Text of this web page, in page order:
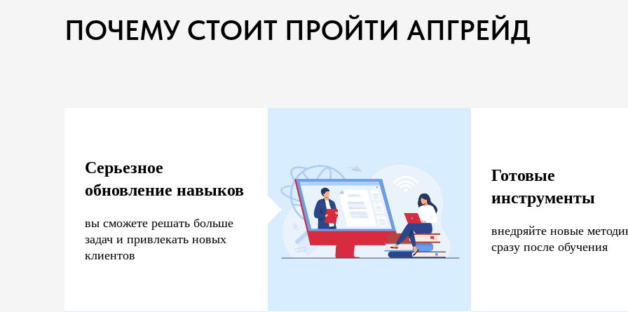
востребованным специалистом, важно идти в ногу со временем!
Обновленная программа 2025 года — это вдвое больше знаний,
и практики, которые сделают вашу работу еще эффективнее.
ПОЧЕМУ СТОИТ ПРОЙТИ АПГРЕЙД
Серьезное
обновление навыков
вы сможете решать больше
задач и привлекать новых
клиентов
Готовые
инструменты
внедряйте новые
сразу после обучения